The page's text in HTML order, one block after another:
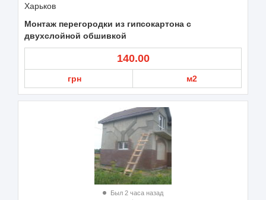
Харьков
Монтаж перегородки из гипсокартона с
двухслойной обшивкой
140.00
грн м2
Был 2 часа назад